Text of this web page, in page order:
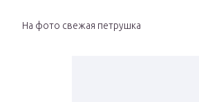
На фото свежая петрушка